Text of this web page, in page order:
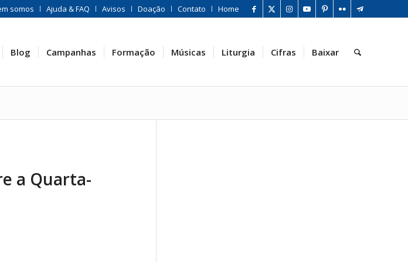
somos Ajuda & FAQ Avisos Doação Contato Home
Blog Campanhas Formação Músicas Liturgia Cifras Baixar
a Quarta-